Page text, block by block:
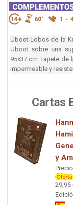
Uboot Lobos de la
Uboot sobre una
95x37 cm Tapete de
impermeable y
Cartas
y
29,95